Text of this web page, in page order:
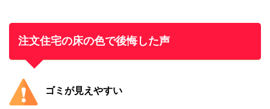
注文住宅の床の色で後悔した声
ゴミが見えやすい